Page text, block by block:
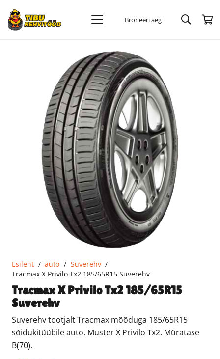
Broneeri aeg
Esileht / auto / Suverehv /
Tracmax X Privilo Tx2 185/65R15 Suverehv
Tracmax X Privilo Tx2 185/65R15
Suverehv
Suverehv tootjalt Tracmax mõõduga 185/65R15
sõidukitüübile auto. Muster X Privilo Tx2. Müratase
B(70).